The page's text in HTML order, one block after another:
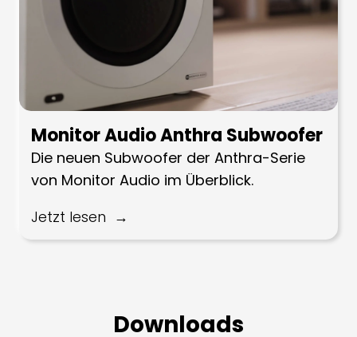
Monitor Audio Anthra Subwoofer
Die neuen Subwoofer der Anthra-Serie
von Monitor Audio im Überblick.
Jetzt lesen
Downloads